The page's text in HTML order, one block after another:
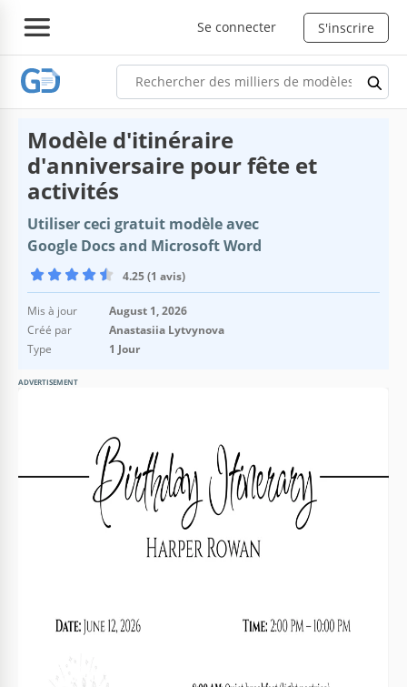
Se connecter S'inscrire
Modèle d'itinéraire
d'anniversaire pour fête et
activités
Utiliser ceci gratuit modèle avec
Google Docs and Microsoft Word
4.25 (1 avis)
Mis à jour
August 1, 2026
Créé par
Anastasiia Lytvynova
Type
1 Jour
ADVERTISEMENT